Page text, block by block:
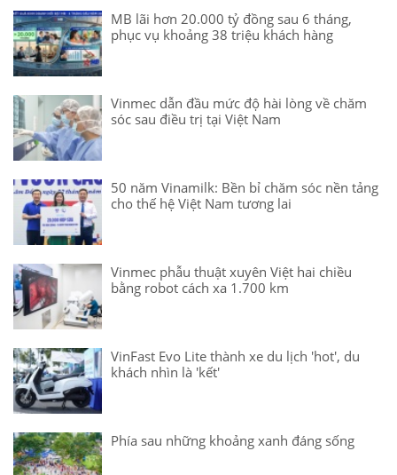
MB lãi hơn 20.000 tỷ đồng sau 6 tháng,
phục vụ khoảng 38 triệu khách hàng
Vinmec dẫn đầu mức độ hài lòng về chăm
sóc sau điều trị tại Việt Nam
50 năm Vinamilk: Bền bỉ chăm sóc nền tảng
cho thế hệ Việt Nam tương lai
Vinmec phẫu thuật xuyên Việt hai chiều
bằng robot cách xa 1.700 km
VinFast Evo Lite thành xe du lịch 'hot', du
khách nhìn là 'kết'
Phía sau những khoảng xanh đáng sống